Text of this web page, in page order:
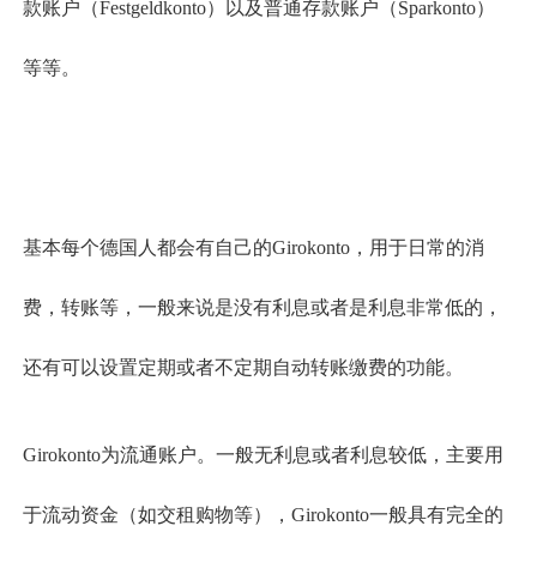
款账户（Festgeldkonto）以及普通存款账户（Sparkonto）
等等。
基本每个德国人都会有自己的Girokonto，用于日常的消
费，转账等，一般来说是没有利息或者是利息非常低的，
还有可以设置定期或者不定期自动转账缴费的功能。
Girokonto为流通账户。一般无利息或者利息较低，主要用
于流动资金（如交租购物等），Girokonto一般具有完全的